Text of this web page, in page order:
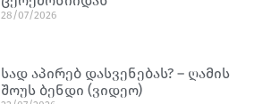
28/07/2026
სად აპირებ დასვენებას? – ღამის
შოუს ბენდი (ვიდეო)